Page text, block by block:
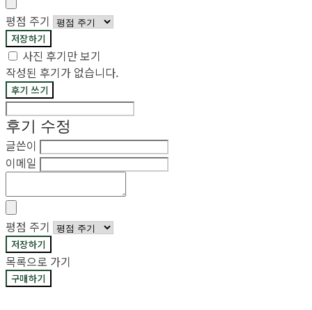
평점 주기
저장하기
사진 후기만 보기
작성된 후기가 없습니다.
후기 쓰기
후기 수정
글쓴이
이메일
평점 주기
저장하기
목록으로 가기
구매하기